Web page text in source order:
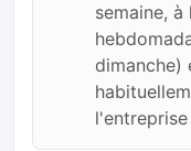
semaine,
dimanche)
l'entreprise